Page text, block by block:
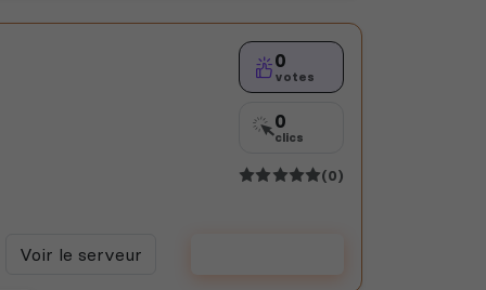
0
votes
0
clics
(0)
Voir le serveur